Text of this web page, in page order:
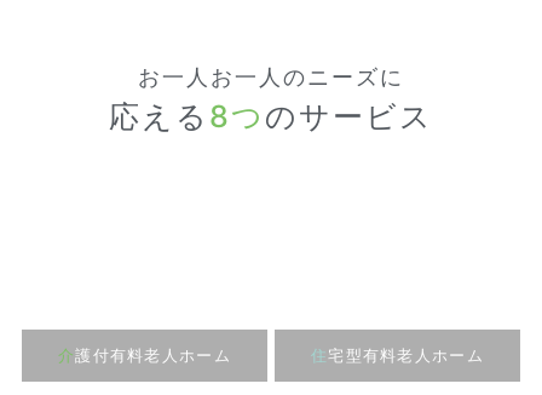
お一人お一人のニーズに
応える 8つ のサービス
介護付有料老人ホーム 住宅型有料老人ホーム